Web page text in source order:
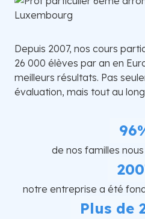
Depuis 2007, nos cours
26 000 élèves par an en
meilleurs résultats. Pas
évaluation, mais tout au
de nos familles
notre entreprise a été
Plus de